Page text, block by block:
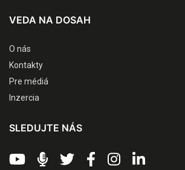
VEDA NA DOSAH
O nás
Kontakty
Pre médiá
Inzercia
SLEDUJTE NÁS